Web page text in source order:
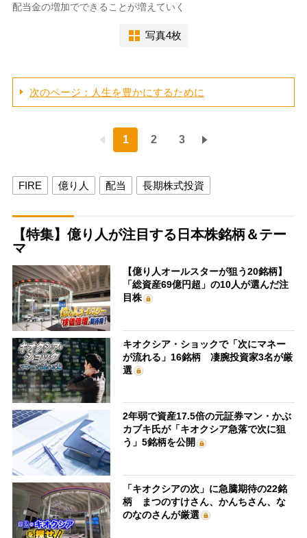
配当金の増加でできることが増えていく
写真4枚
次のページ：人生を豊かにするために
1 2 3
FIRE 億り人 配当 長期株式投資
【特集】億り人が注目する日本株銘柄＆テー
マ
【億り人オールスターが狙う20銘柄】
「総資産69億円超」の10人が選んだ注
目株
キオクシア・ショックで「次にマネー
が流れる」16銘柄 凄腕投資家3名が厳
選
2年弱で資産17.5倍の元証券マン・かぶ
カブキ氏が「キオクシア急落で次に狙
う」5銘柄を公開
「キオクシアの次」に急騰期待の22銘
柄 まつのすけさん、かんちさん、な
のなのさんが厳選